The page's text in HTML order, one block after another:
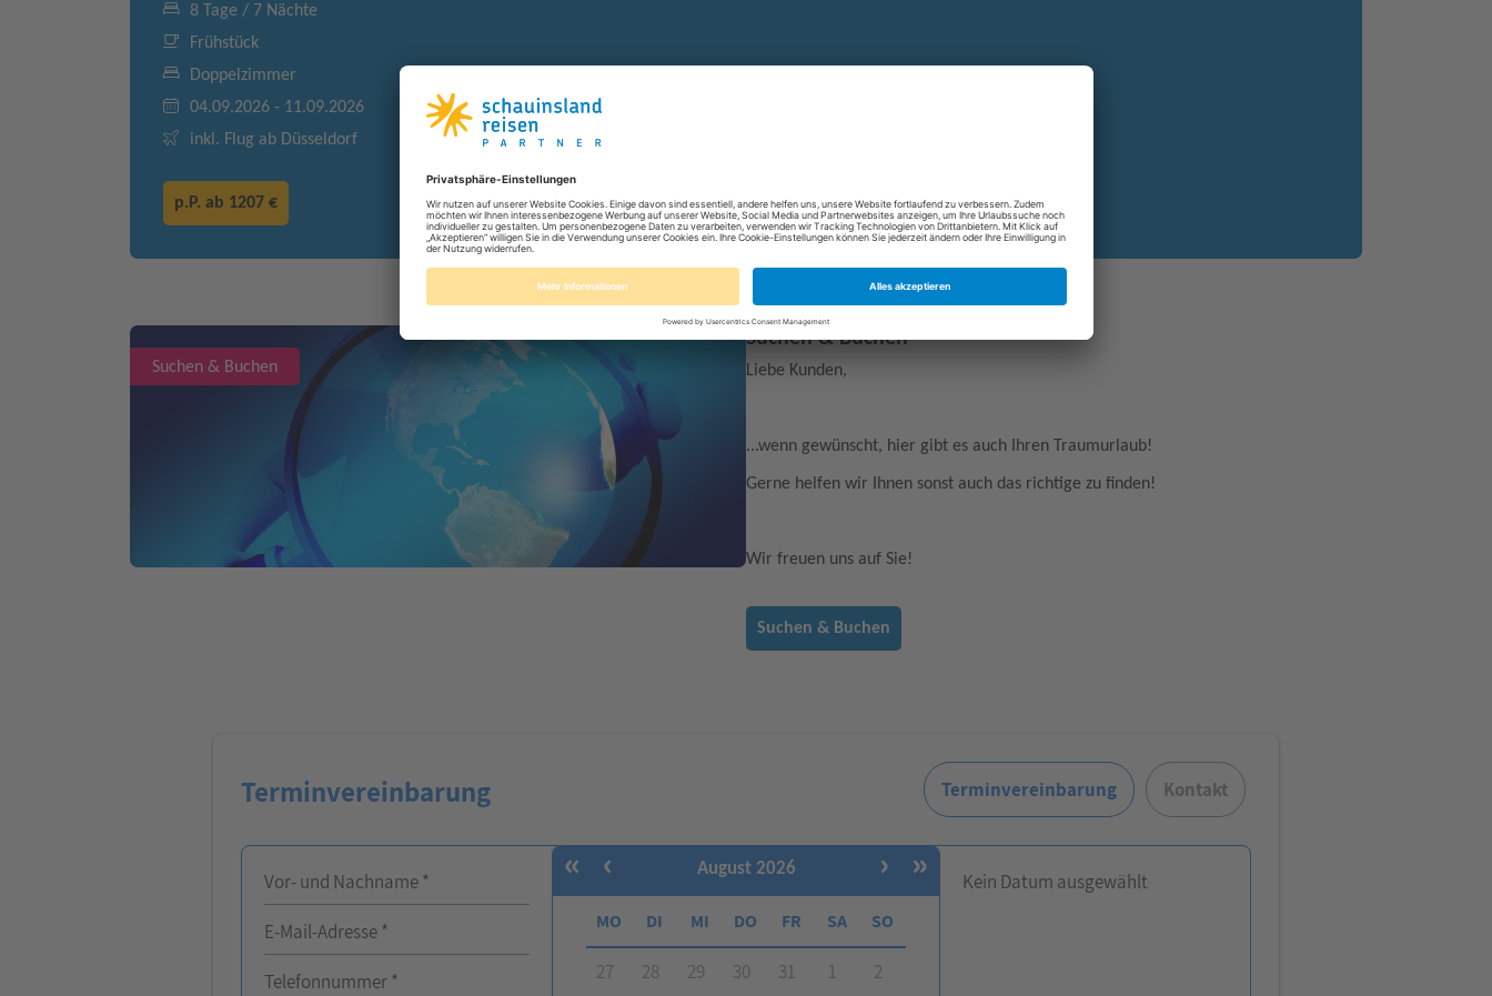
8 Tage / 7 Nächte
Frühstück
Doppelzimmer
04.09.2026 - 11.09.2026
inkl. Flug ab Düsseldorf
p.P. ab 1207 €
Suchen & Buchen
Suchen & Buchen
Liebe Kunden,
...wenn gewünscht, hier gibt es auch Ihren Traumurlaub!
Gerne helfen wir Ihnen sonst auch das richtige zu finden!
Wir freuen uns auf Sie!
Suchen & Buchen
Terminvereinbarung Kontakt
Terminvereinbarung
Vor- und Nachname *
E-Mail-Adresse *
Telefonnummer *
« ‹ August 2026 › »
MO DI MI DO FR SA SO
27 28 29 30 31 1
2
Kein Datum ausgewählt